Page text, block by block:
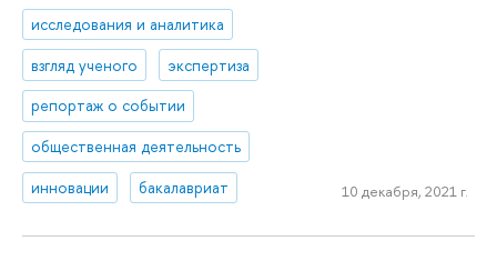
исследования и аналитика
взгляд ученого
экспертиза
репортаж о событии
общественная деятельность
инновации
бакалавриат 10 декабря, 2021 г.